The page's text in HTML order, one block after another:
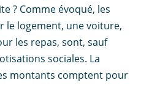
? Comme évoqué, les
le logement, une voiture,
les repas, sont, sauf
sociales. La
montants comptent pour